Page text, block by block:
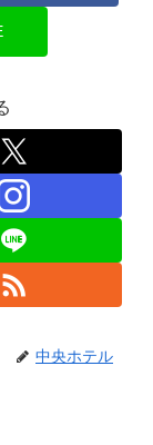
中央ホテル